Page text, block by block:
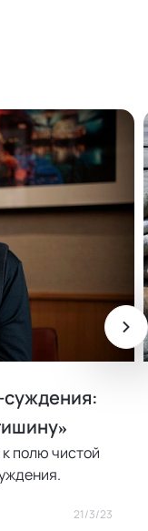
суждения:
полю чистой
21/3/23